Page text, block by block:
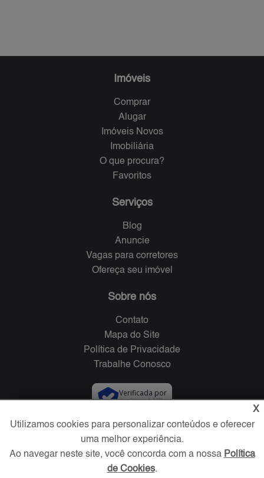
Imóveis
Comprar
Alugar
Imóveis Novos
Imobiliária
O que procura?
Favoritos
Serviços
Blog
Anuncie
Vagas para corretores
Ofereça seu imóvel
Sobre nós
Contato
Mapa do Site
Política de Privacidade
Trabalhe Conosco
Verificada por
Redes Sociais
X
Utilizamos cookies para personalizar conteúdos e oferecer
uma melhor experiência.
Ao navegar neste site, você concorda com a nossa Política
de Cookies.